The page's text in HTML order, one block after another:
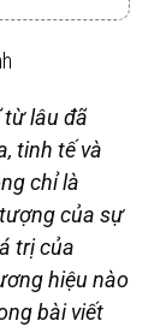
từ lâu đã
tinh tế và
chỉ là
của sự
trị của
hiệu nào
bài viết